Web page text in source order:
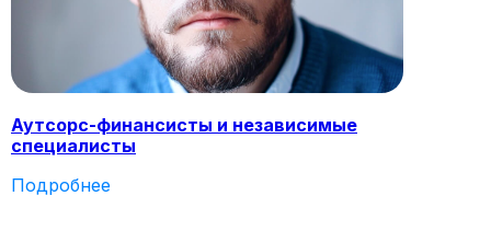
Аутсорс-финансисты и независимые
специалисты
Подробнее